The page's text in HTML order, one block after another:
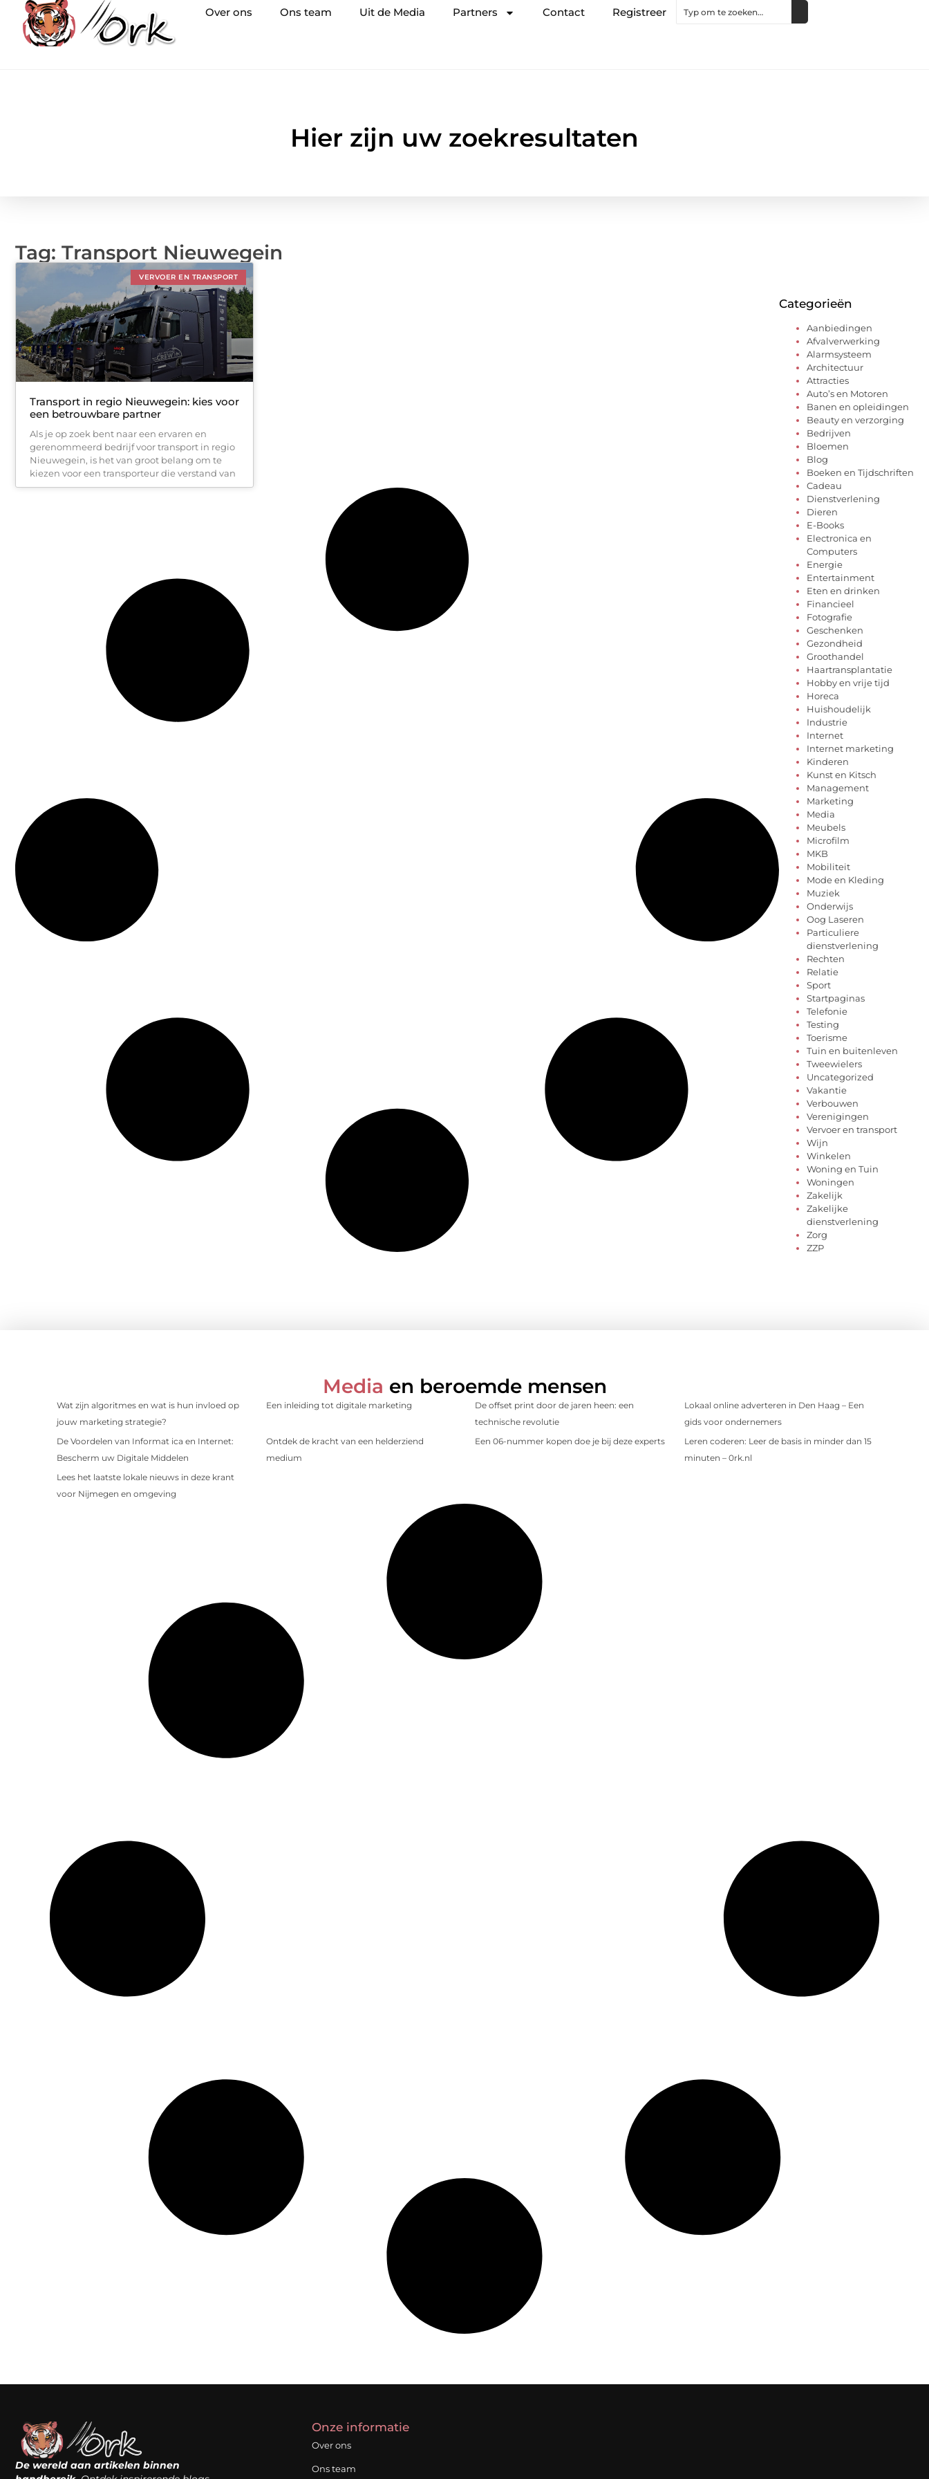
Over ons Ons team Uit de Media Partners Contact Registreer
Hier zijn uw zoekresultaten
Tag: Transport Nieuwegein
VERVOER EN TRANSPORT
Transport in regio Nieuwegein: kies voor
een betrouwbare partner
Als je op zoek bent naar een ervaren en
gerenommeerd bedrijf voor transport in regio
Nieuwegein, is het van groot belang om te
kiezen voor een transporteur die verstand van
Categorieën
Aanbiedingen
Afvalverwerking
Alarmsysteem
Architectuur
Attracties
Auto’s en Motoren
Banen en opleidingen
Beauty en verzorging
Bedrijven
Bloemen
Blog
Boeken en Tijdschriften
Cadeau
Dienstverlening
Dieren
E-Books
Electronica en
Computers
Energie
Entertainment
Eten en drinken
Financieel
Fotografie
Geschenken
Gezondheid
Groothandel
Haartransplantatie
Hobby en vrije tijd
Horeca
Huishoudelijk
Industrie
Internet
Internet marketing
Kinderen
Kunst en Kitsch
Management
Marketing
Media
Meubels
Microfilm
MKB
Mobiliteit
Mode en Kleding
Muziek
Onderwijs
Oog Laseren
Particuliere
dienstverlening
Rechten
Relatie
Sport
Startpaginas
Telefonie
Testing
Toerisme
Tuin en buitenleven
Tweewielers
Uncategorized
Vakantie
Verbouwen
Verenigingen
Vervoer en transport
Wijn
Winkelen
Woning en Tuin
Woningen
Zakelijk
Zakelijke
dienstverlening
Zorg
ZZP
Media en beroemde mensen
Wat zijn algoritmes en wat is hun invloed op
jouw marketing strategie?
Een inleiding tot digitale marketing
De offset print door de jaren heen: een
technische revolutie
Lokaal online adverteren in Den Haag – Een
gids voor ondernemers
De Voordelen van Informat ica en Internet:
Bescherm uw Digitale Middelen
Ontdek de kracht van een helderziend
medium
Een 06-nummer kopen doe je bij deze experts
Leren coderen: Leer de basis in minder dan 15
minuten – 0rk.nl
Lees het laatste lokale nieuws in deze krant
voor Nijmegen en omgeving
De wereld aan artikelen binnen
Onze informatie
Over ons
Ons team